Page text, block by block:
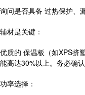
询问是否具备 过热保护、
辅材是关键：
优质的 保温板（如XPS挤
能高达30%以上。务必确认
功率选择：